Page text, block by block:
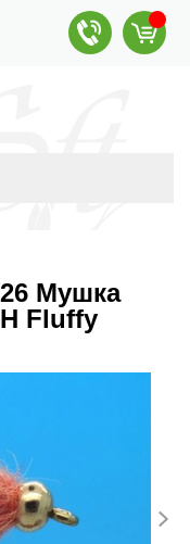
Мушка
Fluffy